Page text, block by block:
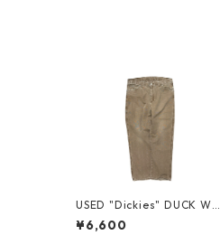
USED "Dickies" DUCK WO
RK PANTS
¥6,600